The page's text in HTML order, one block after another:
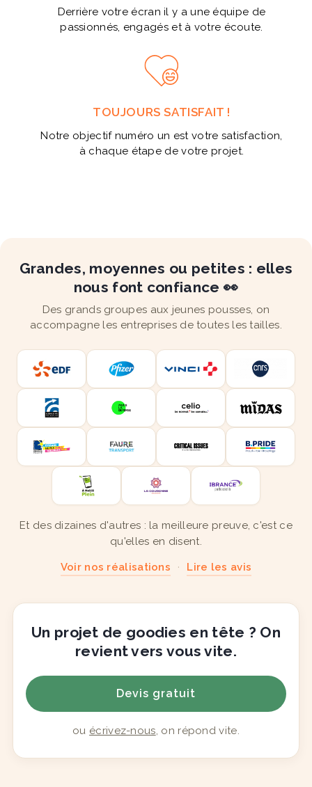
Derrière votre écran il y a une équipe de
passionnés, engagés et à votre écoute.
TOUJOURS SATISFAIT !
Notre objectif numéro un est votre satisfaction,
à chaque étape de votre projet.
Grandes, moyennes ou petites : elles
nous font confiance 👀
Des grands groupes aux jeunes pousses, on
accompagne les entreprises de toutes les tailles.
Et des dizaines d'autres : la meilleure preuve, c'est ce
qu'elles en disent.
Voir nos réalisations · Lire les avis
Un projet de goodies en tête ? On
revient vers vous vite.
Devis gratuit
ou écrivez-nous, on répond vite.